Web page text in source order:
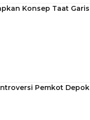
Konsep Taat Garis
Pemkot Depok